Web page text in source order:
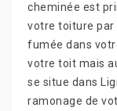
cheminée est
votre toiture par
fumée dans
votre toit mais
se situe dans
ramonage de